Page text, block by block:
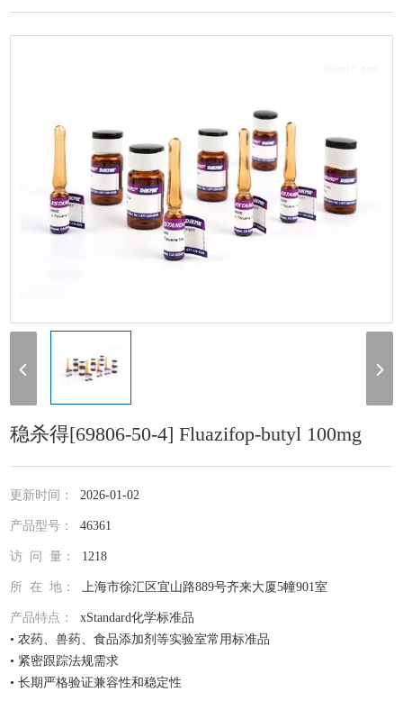
[69806-50-4] Fluazifop-butyl 100mg
稳杀得[69806-50-4] Fluazifop-butyl 100mg
更新时间：2026-01-02
产品型号：46361
访 问 量： 1218
所 在 地：上海市徐汇区宜山路889号齐来大厦5幢901室
产品特点：xStandard化学标准品
• 农药、兽药、食品添加剂等实验室常用标准品
• 紧密跟踪法规需求
• 长期严格验证兼容性和稳定性